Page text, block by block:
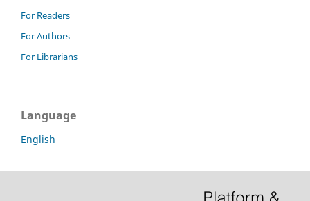
For Readers
For Authors
For Librarians
Language
English